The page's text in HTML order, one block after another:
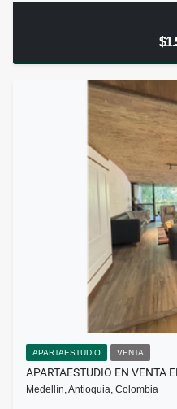
APARTAESTUDIO VENTA
APARTAESTUDIO EN VENTA
Medellín, Antioquia, Colombia